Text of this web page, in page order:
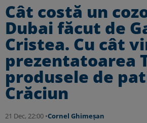
Cât costă un
Dubai făcut de
Cristea. Cu cât
prezentatoarea
produsele de
Crăciun
21 Dec, 22:00 •Cornel Ghimeșan